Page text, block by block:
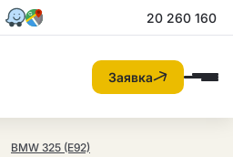
20 260 160
Заявка
BMW 325 (E92)